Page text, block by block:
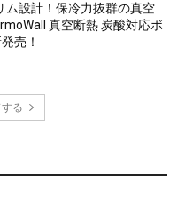
ム設計！保冷力抜群の真空
真空断熱 炭酸対応ボ
売！
る